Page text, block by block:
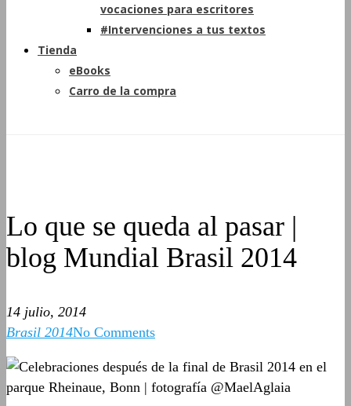
vocaciones para escritores
#Intervenciones a tus textos
Tienda
eBooks
Carro de la compra
Lo que se queda al pasar |
blog Mundial Brasil 2014
14 julio, 2014
Brasil 2014No Comments